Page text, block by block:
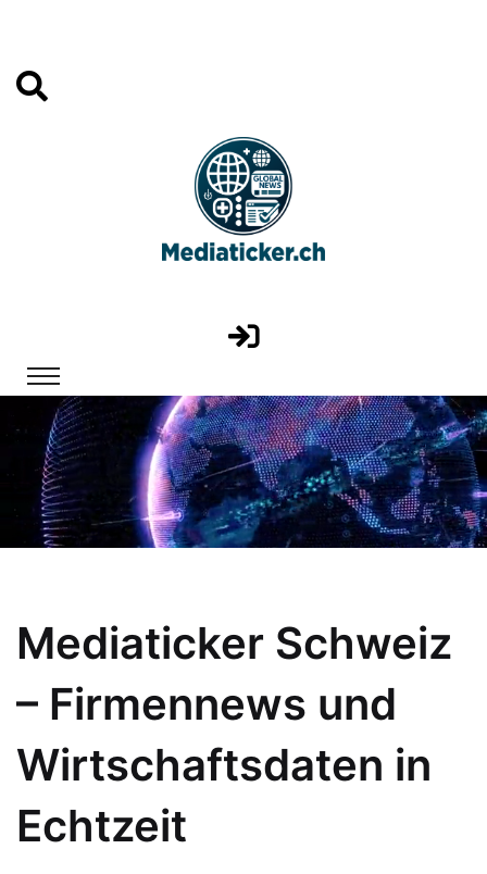
Mediaticker Schweiz
– Firmennews und
Wirtschaftsdaten in
Echtzeit